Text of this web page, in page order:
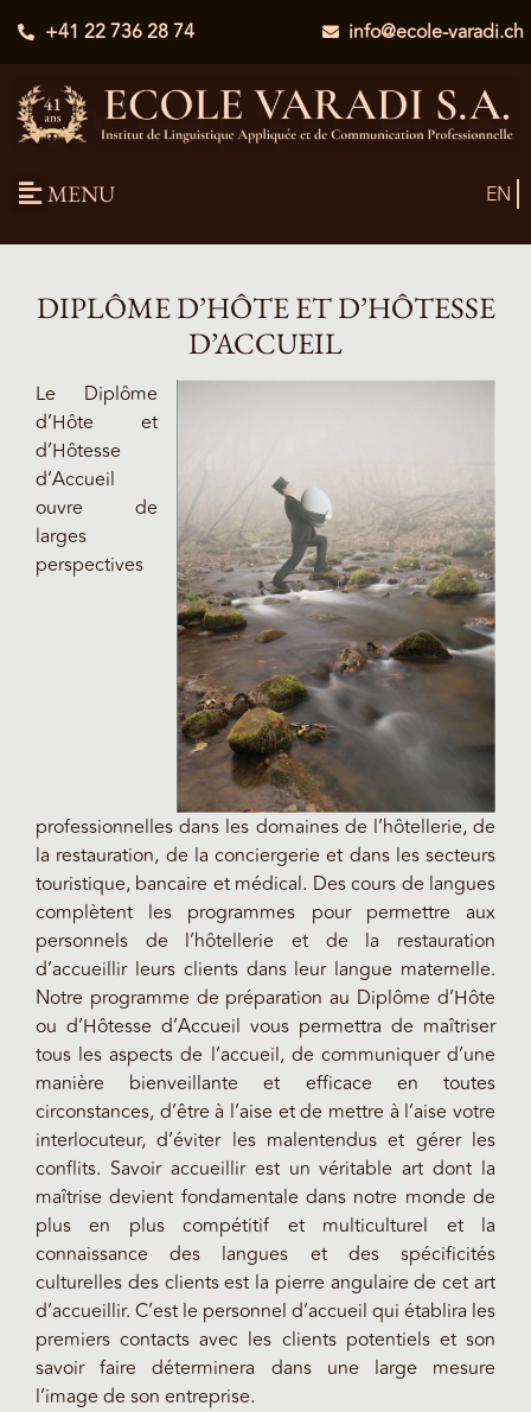
+41 22 736 28 74 info@ecole-varadi.ch
MENU EN
DIPLÔME D’HÔTE ET D’HÔTESSE
D’ACCUEIL
Le Diplôme
d’Hôte et
d’Hôtesse
d’Accueil
ouvre de
larges
perspectives
professionnelles dans les domaines de l’hôtellerie, de
la restauration, de la conciergerie et dans les secteurs
touristique, bancaire et médical. Des cours de langues
complètent les programmes pour permettre aux
personnels de l’hôtellerie et de la restauration
d’accueillir leurs clients dans leur langue maternelle.
Notre programme de préparation au Diplôme d’Hôte
ou d’Hôtesse d’Accueil vous permettra de maîtriser
tous les aspects de l’accueil, de communiquer d’une
manière bienveillante et efficace en toutes
circonstances, d’être à l’aise et de mettre à l’aise votre
interlocuteur, d’éviter les malentendus et gérer les
conflits. Savoir accueillir est un véritable art dont la
maîtrise devient fondamentale dans notre monde de
plus en plus compétitif et multiculturel et la
connaissance des langues et des spécificités
culturelles des clients est la pierre angulaire de cet art
d’accueillir. C’est le personnel d’accueil qui établira les
premiers contacts avec les clients potentiels et son
savoir faire déterminera dans une large mesure
l’image de son entreprise.